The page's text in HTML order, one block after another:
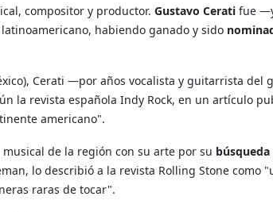
compositor y productor. Gustavo Cerati fue
habiendo ganado y sido
Cerati —por años vocalista y guitarrista del
la revista española Indy Rock, en un artículo
americano".
musical de la región con su arte por su
lo describió a la revista Rolling Stone como "
raras de tocar".